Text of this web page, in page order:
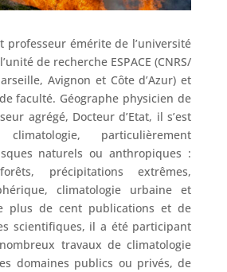
professeur émérite de l’université
de recherche ESPACE (CNRS/
Avignon et Côte d’Azur) et
faculté. Géographe physicien de
agrégé, Docteur d’Etat, il s’est
particulièrement
naturels ou anthropiques :
précipitations extrêmes,
climatologie urbaine et
plus de cent publications et de
scientifiques, il a été participant
travaux de climatologie
domaines publics ou privés, de